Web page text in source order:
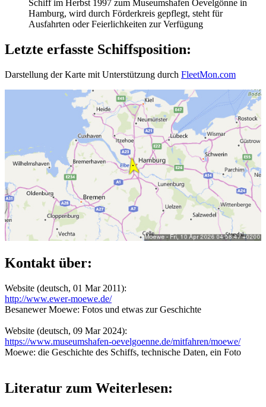
Schiff im Herbst 1997 zum Museumshafen Oevelgönne in
Hamburg, wird durch Förderkreis gepflegt, steht für
Ausfahrten oder Feierlichkeiten zur Verfügung
Letzte erfasste Schiffsposition:
Darstellung der Karte mit Unterstützung durch FleetMon.com
Kontakt über:
Website (deutsch, 01 Mar 2011):
http://www.ewer-moewe.de/
Besanewer Moewe: Fotos und etwas zur Geschichte
Website (deutsch, 09 Mar 2024):
https://www.museumshafen-oevelgoenne.de/mitfahren/moewe/
Moewe: die Geschichte des Schiffs, technische Daten, ein Foto
Literatur zum Weiterlesen: